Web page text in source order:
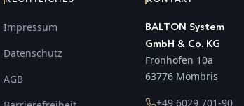
Impressum
Datenschutz
AGB
BALTON System
GmbH & Co. KG
Fronhofen 10a
63776 Mömbris
+49 6029 701-90